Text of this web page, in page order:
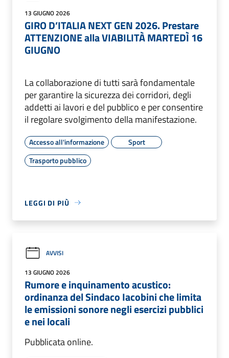
13 GIUGNO 2026
GIRO D’ITALIA NEXT GEN 2026. Prestare
ATTENZIONE alla VIABILITÀ MARTEDÌ 16
GIUGNO
La collaborazione di tutti sarà fondamentale
per garantire la sicurezza dei corridori, degli
addetti ai lavori e del pubblico e per consentire
il regolare svolgimento della manifestazione.
Accesso all'informazione
Sport
Trasporto pubblico
LEGGI DI PIÙ
AVVISI
13 GIUGNO 2026
Rumore e inquinamento acustico:
ordinanza del Sindaco Iacobini che limita
le emissioni sonore negli esercizi pubblici
e nei locali
Pubblicata online.